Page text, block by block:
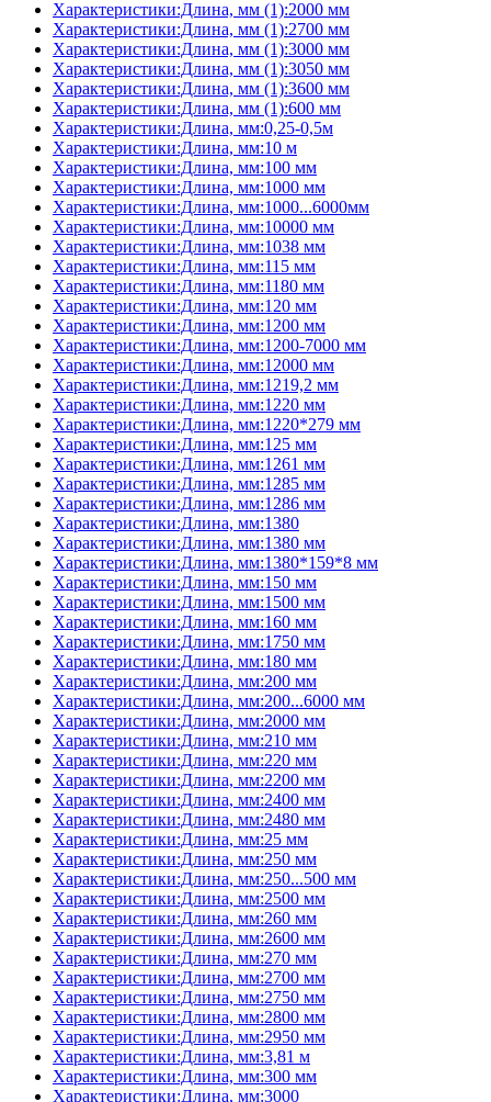
Характеристики:Длина, мм (1):2000 мм
Характеристики:Длина, мм (1):2700 мм
Характеристики:Длина, мм (1):3000 мм
Характеристики:Длина, мм (1):3050 мм
Характеристики:Длина, мм (1):3600 мм
Характеристики:Длина, мм (1):600 мм
Характеристики:Длина, мм:0,25-0,5м
Характеристики:Длина, мм:10 м
Характеристики:Длина, мм:100 мм
Характеристики:Длина, мм:1000 мм
Характеристики:Длина, мм:1000...6000мм
Характеристики:Длина, мм:10000 мм
Характеристики:Длина, мм:1038 мм
Характеристики:Длина, мм:115 мм
Характеристики:Длина, мм:1180 мм
Характеристики:Длина, мм:120 мм
Характеристики:Длина, мм:1200 мм
Характеристики:Длина, мм:1200-7000 мм
Характеристики:Длина, мм:12000 мм
Характеристики:Длина, мм:1219,2 мм
Характеристики:Длина, мм:1220 мм
Характеристики:Длина, мм:1220*279 мм
Характеристики:Длина, мм:125 мм
Характеристики:Длина, мм:1261 мм
Характеристики:Длина, мм:1285 мм
Характеристики:Длина, мм:1286 мм
Характеристики:Длина, мм:1380
Характеристики:Длина, мм:1380 мм
Характеристики:Длина, мм:1380*159*8 мм
Характеристики:Длина, мм:150 мм
Характеристики:Длина, мм:1500 мм
Характеристики:Длина, мм:160 мм
Характеристики:Длина, мм:1750 мм
Характеристики:Длина, мм:180 мм
Характеристики:Длина, мм:200 мм
Характеристики:Длина, мм:200...6000 мм
Характеристики:Длина, мм:2000 мм
Характеристики:Длина, мм:210 мм
Характеристики:Длина, мм:220 мм
Характеристики:Длина, мм:2200 мм
Характеристики:Длина, мм:2400 мм
Характеристики:Длина, мм:2480 мм
Характеристики:Длина, мм:25 мм
Характеристики:Длина, мм:250 мм
Характеристики:Длина, мм:250...500 мм
Характеристики:Длина, мм:2500 мм
Характеристики:Длина, мм:260 мм
Характеристики:Длина, мм:2600 мм
Характеристики:Длина, мм:270 мм
Характеристики:Длина, мм:2700 мм
Характеристики:Длина, мм:2750 мм
Характеристики:Длина, мм:2800 мм
Характеристики:Длина, мм:2950 мм
Характеристики:Длина, мм:3,81 м
Характеристики:Длина, мм:300 мм
Характеристики:Длина, мм:3000